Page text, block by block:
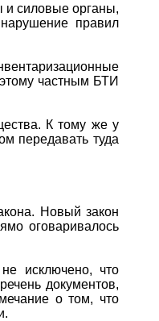
и силовые органы,
правил
частным БТИ
К тому же у
передавать туда
Новый закон
оговаривалось
исключено, что
документов,
о том, что